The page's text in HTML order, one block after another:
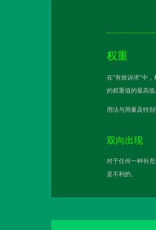
权重
在“有效诉求”中
的权重值的最高值
用法与用量及特
双向出现
对于任何一种补
是不利的。